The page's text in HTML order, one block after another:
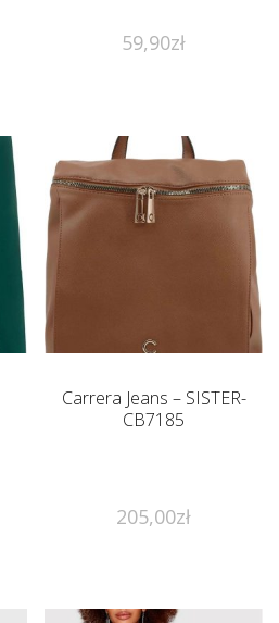
59,90zł
Carrera Jeans – SISTER-
CB7185
205,00zł